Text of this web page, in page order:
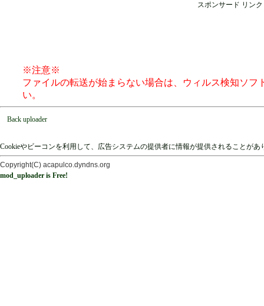
スポンサード リンク
※注意※
ファイルの転送が始まらない場合は、ウィルス検知ソ
い。
Back uploader
Cookieやビーコンを利用して、広告システムの提供者に情報が提供されることが
Copyright(C) acapulco.dyndns.org
mod_uploader is Free!